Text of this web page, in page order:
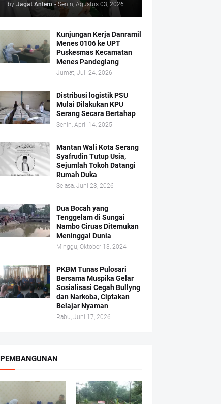
by Jagat Antero - Senin, Agustus 03, 2026
Kunjungan Kerja Danramil
Menes 0106 ke UPT
Puskesmas Kecamatan
Menes Pandeglang
Jumat, Juli 24, 2026
Distribusi logistik PSU
Mulai Dilakukan KPU
Serang Secara Bertahap
Senin, April 14, 2025
Mantan Wali Kota Serang
Syafrudin Tutup Usia,
Sejumlah Tokoh Datangi
Rumah Duka
Selasa, Juni 23, 2026
Dua Bocah yang
Tenggelam di Sungai
Nambo Ciruas Ditemukan
Meninggal Dunia
Minggu, Oktober 13, 2024
PKBM Tunas Pulosari
Bersama Muspika Gelar
Sosialisasi Cegah Bullyng
dan Narkoba, Ciptakan
Belajar Nyaman
Rabu, Juni 17, 2026
PEMBANGUNAN